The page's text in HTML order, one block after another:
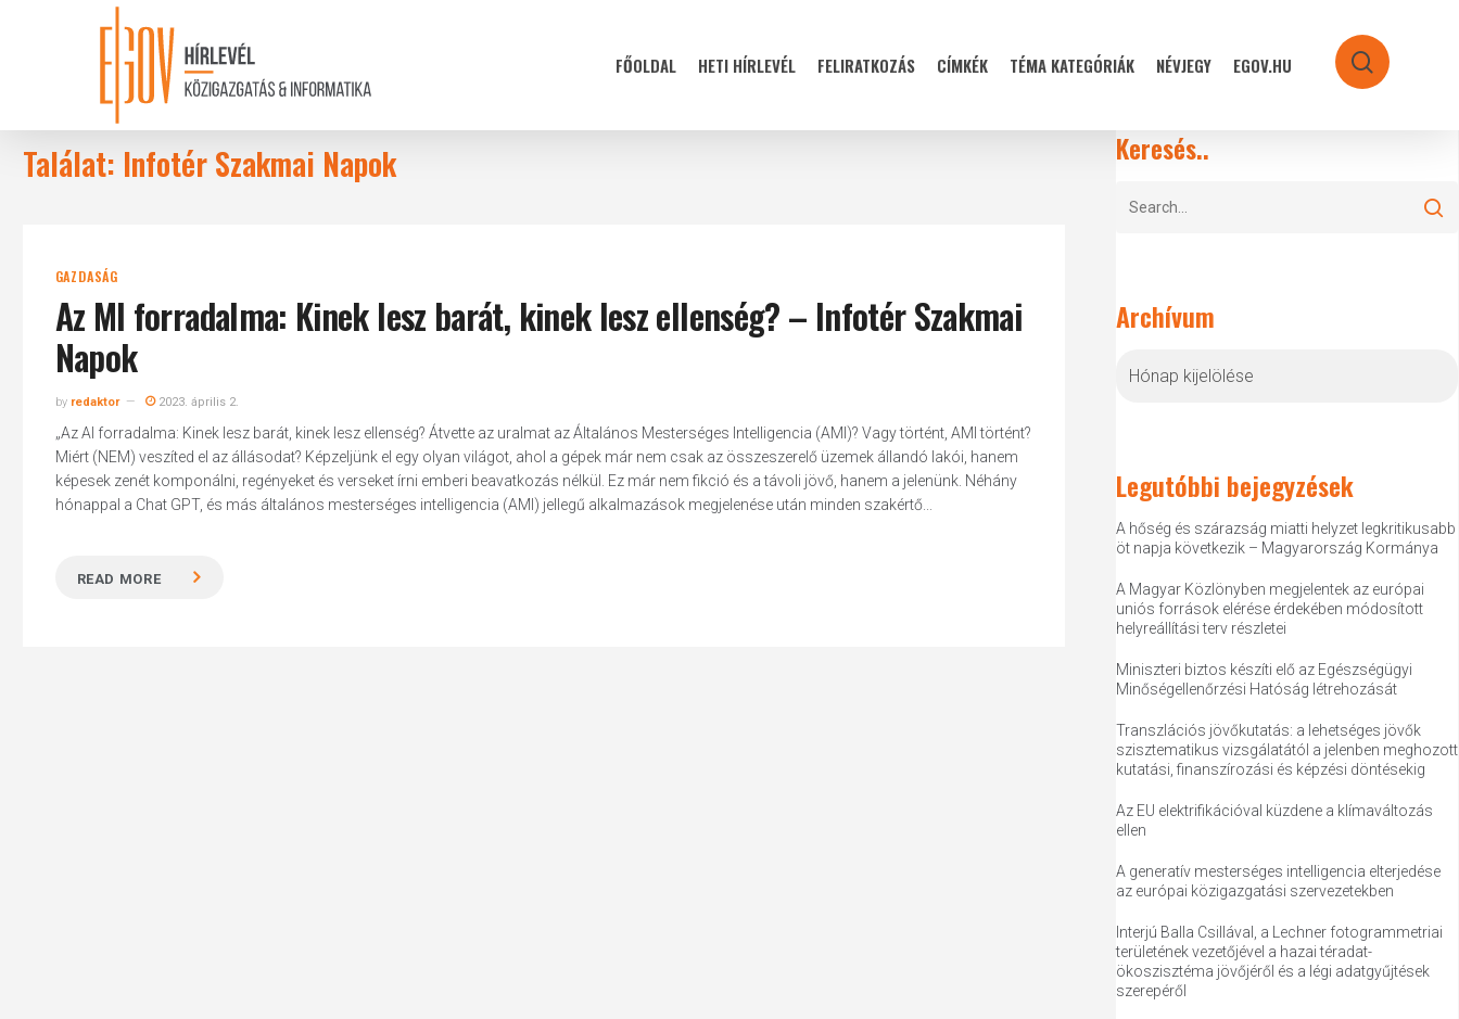
FŐOLDAL HETI HÍRLEVÉL FELIRATKOZÁS CÍMKÉK TÉMA KATEGÓRIÁK NÉVJEGY EGOV.HU search
Találat: Infotér Szakmai Napok
GAZDASÁG
Az MI forradalma: Kinek lesz barát, kinek lesz ellenség? – Infotér Szakmai
Napok
by redaktor 2023. április 2.
„Az AI forradalma: Kinek lesz barát, kinek lesz ellenség? Átvette az uralmat az Általános Mesterséges Intelligencia (AMI)? Vagy történt, AMI történt?
Miért (NEM) veszíted el az állásodat? Képzeljünk el egy olyan világot, ahol a gépek már nem csak az összeszerelő üzemek állandó lakói, hanem
képesek zenét komponálni, regényeket és verseket írni emberi beavatkozás nélkül. Ez már nem fikció és a távoli jövő, hanem a jelenünk. Néhány
hónappal a Chat GPT, és más általános mesterséges intelligencia (AMI) jellegű alkalmazások megjelenése után minden szakértő...
READ MORE
Keresés..
Archívum
Legutóbbi bejegyzések
A hőség és szárazság miatti helyzet legkritikusabb
öt napja következik – Magyarország Kormánya
A Magyar Közlönyben megjelentek az európai
uniós források elérése érdekében módosított
helyreállítási terv részletei
Miniszteri biztos készíti elő az Egészségügyi
Minőségellenőrzési Hatóság létrehozását
Transzlációs jövőkutatás: a lehetséges jövők
szisztematikus vizsgálatától a jelenben meghozott
kutatási, finanszírozási és képzési döntésekig
Az EU elektrifikációval küzdene a klímaváltozás
ellen
A generatív mesterséges intelligencia elterjedése
az európai közigazgatási szervezetekben
Interjú Balla Csillával, a Lechner fotogrammetriai
területének vezetőjével a hazai téradat-
ökoszisztéma jövőjéről és a légi adatgyűjtések
szerepéről